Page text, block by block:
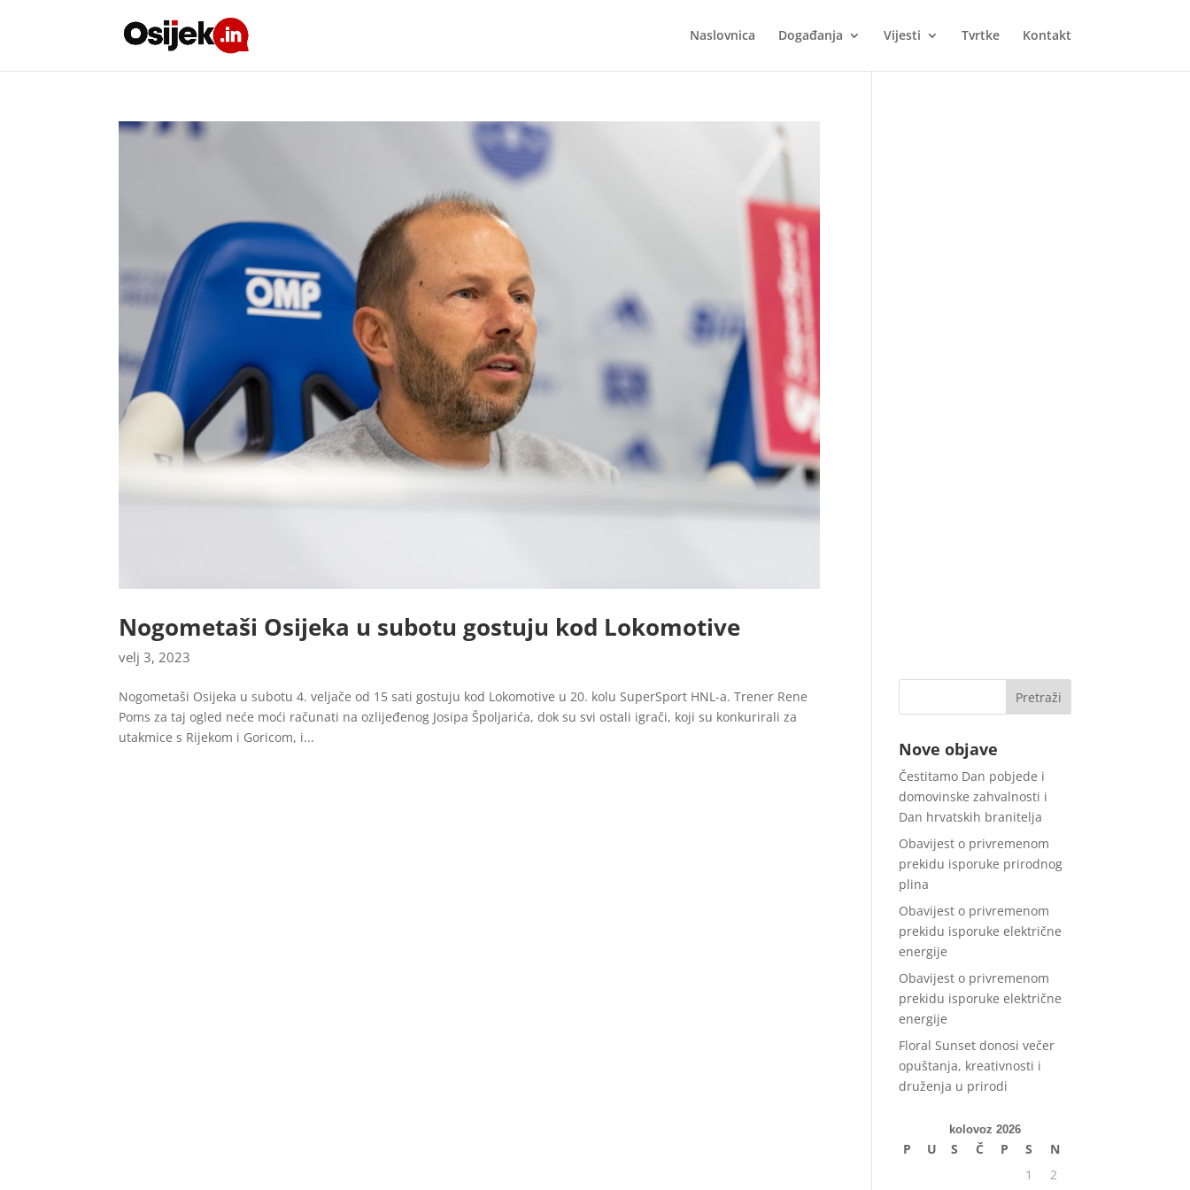
Naslovnica Događanja Vijesti Tvrtke Kontakt
Nogometaši Osijeka u subotu gostuju kod Lokomotive
velj 3, 2023
Nogometaši Osijeka u subotu 4. veljače od 15 sati gostuju kod Lokomotive u 20. kolu SuperSport HNL-a. Trener Rene
Poms za taj ogled neće moći računati na ozlijeđenog Josipa Špoljarića, dok su svi ostali igrači, koji su konkurirali za
utakmice s Rijekom i Goricom, i...
Nove objave
Čestitamo Dan pobjede i
domovinske zahvalnosti i
Dan hrvatskih branitelja
Obavijest o privremenom
prekidu isporuke prirodnog
plina
Obavijest o privremenom
prekidu isporuke električne
energije
Obavijest o privremenom
prekidu isporuke električne
energije
Floral Sunset donosi večer
opuštanja, kreativnosti i
druženja u prirodi
kolovoz 2026
P U S Č P S
N
1
2